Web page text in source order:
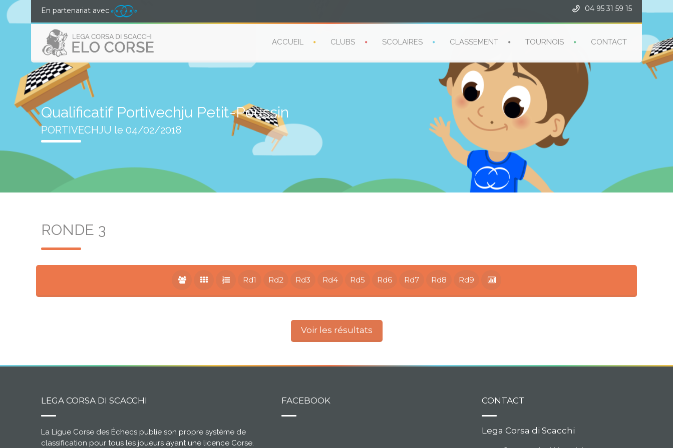
En partenariat avec 04 95 31 59 15
ACCUEIL CLUBS SCOLAIRES CLASSEMENT TOURNOIS CONTACT
Qualificatif Portivechju Petit-Poussin
PORTIVECHJU le 04/02/2018
RONDE 3
Rd1 Rd2 Rd3 Rd4 Rd5 Rd6 Rd7 Rd8 Rd9
Voir les résultats
LEGA CORSA DI SCACCHI
La Ligue Corse des Échecs publie son propre système de
classification pour tous les joueurs ayant une licence Corse.
FACEBOOK CONTACT
Lega Corsa di Scacchi